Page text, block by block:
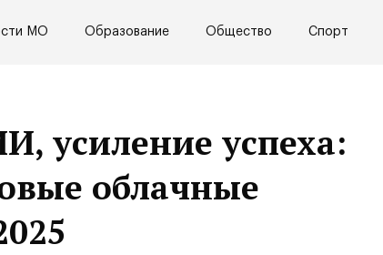
МО Образование Общество Спорт
усиление успеха:
облачные